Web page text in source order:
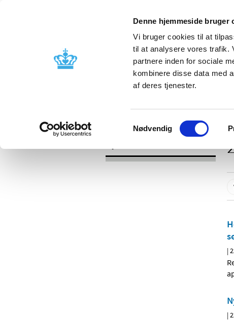
Denne hjemmeside bruger
Vi bruger cookies til at
til at analysere vores trafik.
partnere inden for sociale
kombinere disse data med
af deres tjenester.
Samtykkevalg
Nødvendig
Godkendelse og
Bivirkninger
|
|